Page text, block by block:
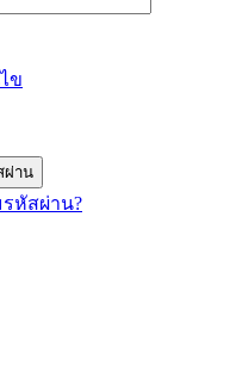
ข
ผ่าน
หัสผ่าน?